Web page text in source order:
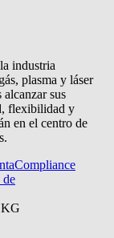
industria
plasma y láser
alcanzar sus
flexibilidad y
en el centro de
Compliance
de